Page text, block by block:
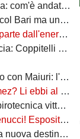
scorsa stagione?
subito in Serie B
verde
i lupi in Serie B
senza affanni
Guido è una certezza"
Rossi e Nainggolan
giocatori del Napoli"
dell'ex Bari